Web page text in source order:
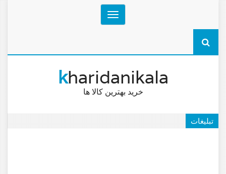
Toggle
navigation
kharidanikala
خرید بهترین کالا ها
تبلیغات